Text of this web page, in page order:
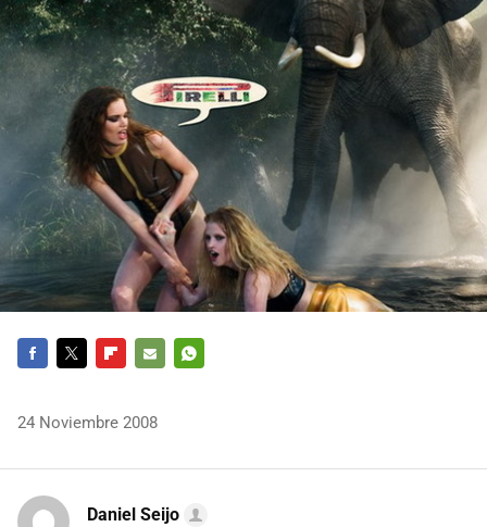
MAIL
24 Noviembre 2008
Daniel Seijo